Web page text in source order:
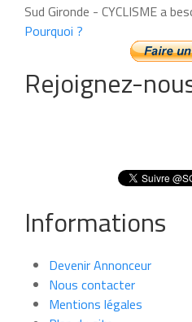
Sud Gironde - CYCLISME a
Pourquoi ?
Rejoignez-
Informations
Devenir Annonceur
Nous contacter
Mentions légales